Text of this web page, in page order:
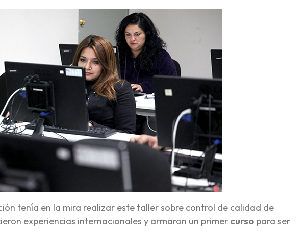
tenía en la mira realizar este taller sobre control de calidad de
experiencias internacionales y armaron un primer curso para ser